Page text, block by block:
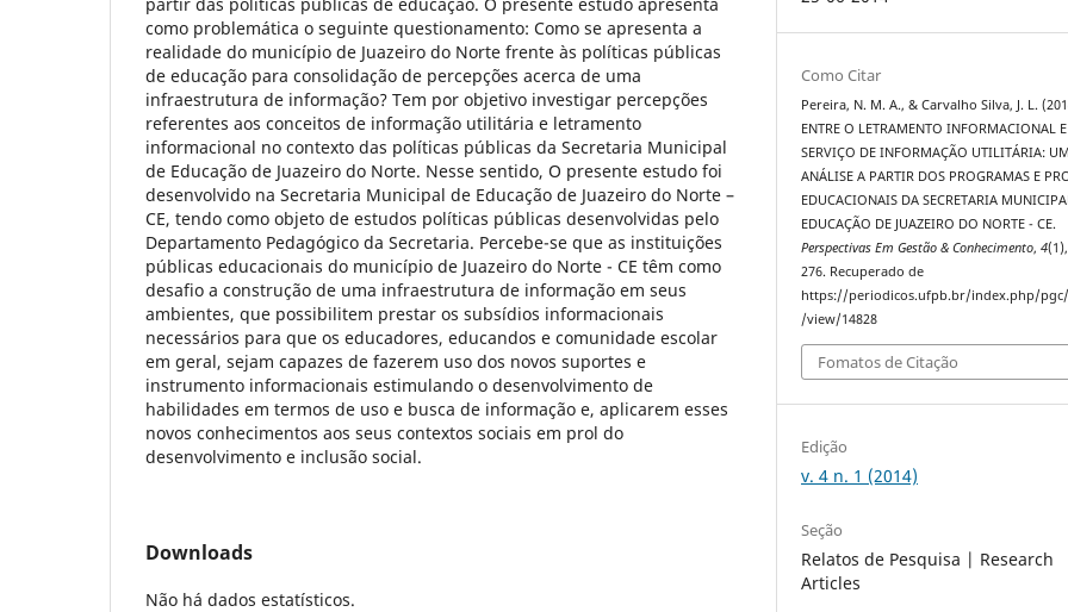
como problemática o seguinte questionamento: Como se apresenta a
realidade do município de Juazeiro do Norte frente às políticas públicas
de educação para consolidação de percepções acerca de uma
infraestrutura de informação? Tem por objetivo investigar percepções
referentes aos conceitos de informação utilitária e letramento
informacional no contexto das políticas públicas da Secretaria Municipal
de Educação de Juazeiro do Norte. Nesse sentido, O presente estudo foi
desenvolvido na Secretaria Municipal de Educação de Juazeiro do Norte –
CE, tendo como objeto de estudos políticas públicas desenvolvidas pelo
Departamento Pedagógico da Secretaria. Percebe-se que as instituições
públicas educacionais do município de Juazeiro do Norte - CE têm como
desafio a construção de uma infraestrutura de informação em seus
ambientes, que possibilitem prestar os subsídios informacionais
necessários para que os educadores, educandos e comunidade escolar
em geral, sejam capazes de fazerem uso dos novos suportes e
instrumento informacionais estimulando o desenvolvimento de
habilidades em termos de uso e busca de informação e, aplicarem esses
novos conhecimentos aos seus contextos sociais em prol do
desenvolvimento e inclusão social.
Downloads
Não há dados estatísticos.
Como Citar
Pereira, N. M. A., & Carvalho Silva, J. L.
ENTRE O LETRAMENTO INFORMACIONAL
SERVIÇO DE INFORMAÇÃO UTILITÁRIA:
ANÁLISE A PARTIR DOS PROGRAMAS E
EDUCACIONAIS DA SECRETARIA
EDUCAÇÃO DE JUAZEIRO DO NORTE - CE.
Perspectivas Em Gestão & Conhecimento,4
276. Recuperado de
https://periodicos.ufpb.br/index.php/
/view/14828
Fomatos de Citação
Edição
v. 4 n. 1 (2014)
Seção
Relatos de Pesquisa | Research
Articles